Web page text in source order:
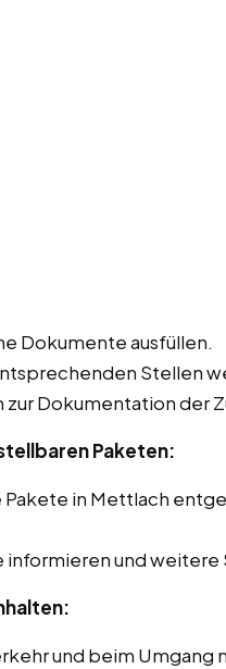
Dokumente ausfüllen.
Stellen
Dokumentation der
Paketen:
in Mettlach
informieren und
und beim Umgang